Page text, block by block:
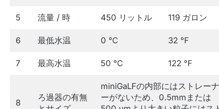
5 流量 / 時 450 リットル 119 ガロン
6 最低水温 0 ℃ 32 ℉
7 最高水温 50 ℃ 122 ℉
8
ろ過器の有無
miniGaLFの内部にはストレーナ
ーがないため、0.5mmまたは